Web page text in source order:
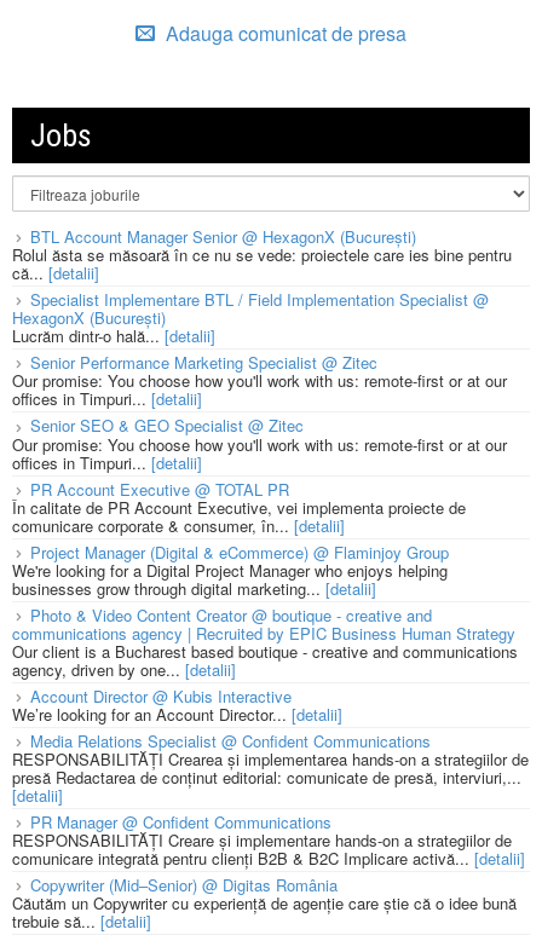
Adauga comunicat de presa
Jobs
BTL Account Manager Senior @ HexagonX (București)
Rolul ăsta se măsoară în ce nu se vede: proiectele care ies bine pentru
că... [detalii]
Specialist Implementare BTL / Field Implementation Specialist @
HexagonX (București)
Lucrăm dintr-o hală... [detalii]
Senior Performance Marketing Specialist @ Zitec
Our promise: You choose how you'll work with us: remote-first or at our
offices in Timpuri... [detalii]
Senior SEO & GEO Specialist @ Zitec
Our promise: You choose how you'll work with us: remote-first or at our
offices in Timpuri... [detalii]
PR Account Executive @ TOTAL PR
În calitate de PR Account Executive, vei implementa proiecte de
comunicare corporate & consumer, în... [detalii]
Project Manager (Digital & eCommerce) @ Flaminjoy Group
We're looking for a Digital Project Manager who enjoys helping
businesses grow through digital marketing... [detalii]
Photo & Video Content Creator @ boutique - creative and
communications agency | Recruited by EPIC Business Human Strategy
Our client is a Bucharest based boutique - creative and communications
agency, driven by one... [detalii]
Account Director @ Kubis Interactive
We’re looking for an Account Director... [detalii]
Media Relations Specialist @ Confident Communications
RESPONSABILITĂȚI Crearea și implementarea hands-on a strategiilor de
presă Redactarea de conținut editorial: comunicate de presă, interviuri,...
[detalii]
PR Manager @ Confident Communications
RESPONSABILITĂȚI Creare și implementare hands-on a strategiilor de
comunicare integrată pentru clienți B2B & B2C Implicare activă... [detalii]
Copywriter (Mid–Senior) @ Digitas România
Căutăm un Copywriter cu experiență de agenție care știe că o idee bună
trebuie să... [detalii]